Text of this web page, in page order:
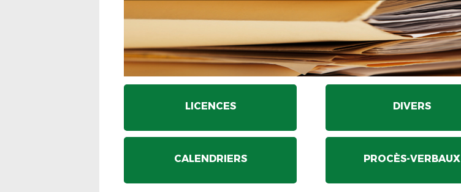
LICENCES DIVERS
CALENDRIERS PROCÈS-VERBAUX